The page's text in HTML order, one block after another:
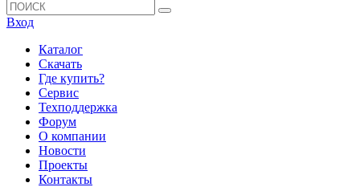
Вход
Каталог
Скачать
Где купить?
Сервис
Техподдержка
Форум
О компании
Новости
Проекты
Контакты